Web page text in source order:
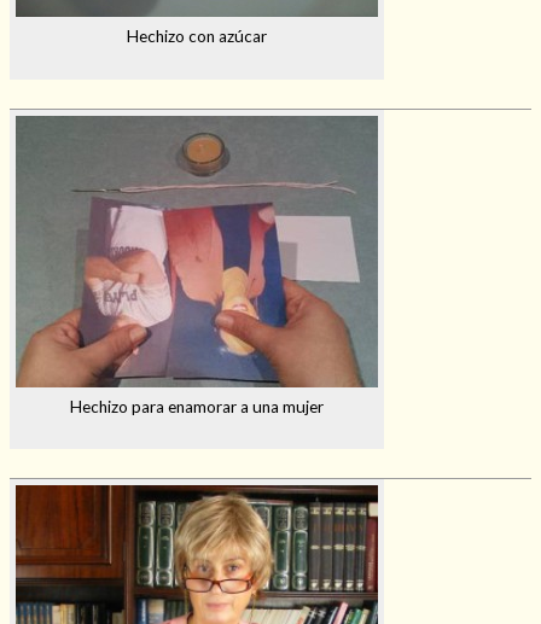
Hechizo con azúcar
Hechizo para enamorar a una mujer